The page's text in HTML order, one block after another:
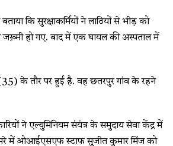
कि सुरक्षाकर्मियों ने लाठियों से भीड़ को
हो गए. बाद में एक घायल की अस्पताल में
(35) के तौर पर हुई है. वह छतरपुर गांव के रहने
ने एल्युमिनियम संयंत्र के समुदाय सेवा केंद्र में
में ओआईएसएफ स्टाफ सुजीत कुमार मिंज को